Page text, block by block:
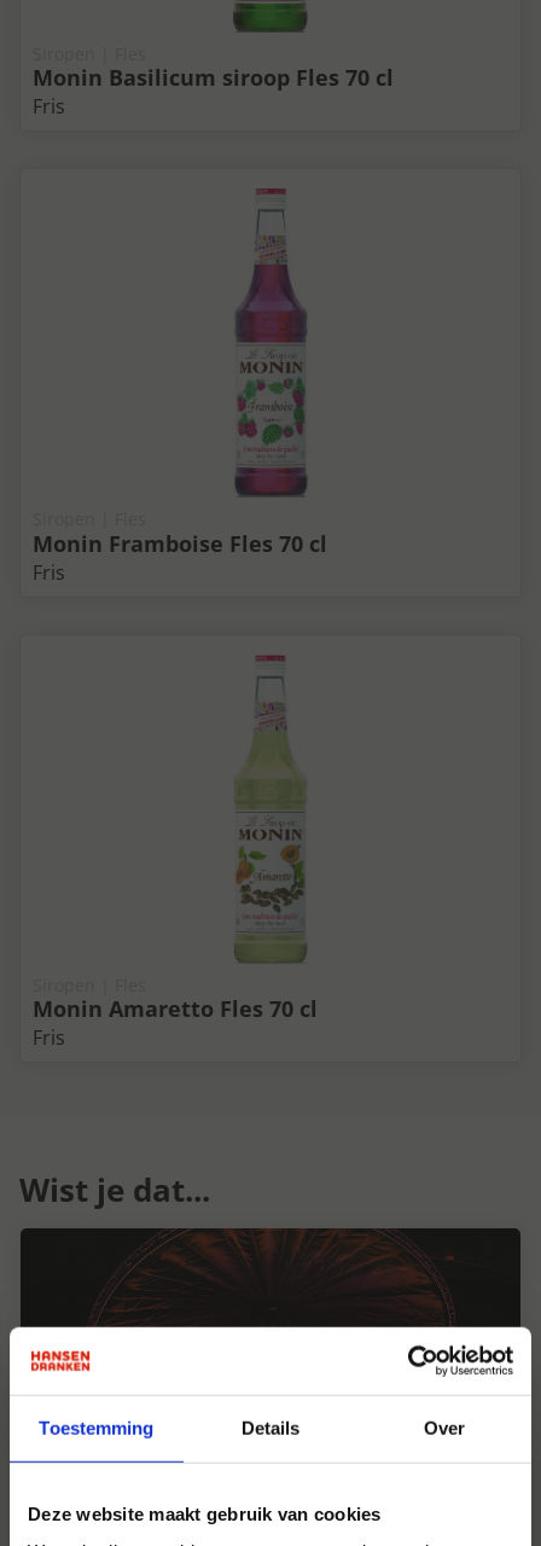
Toestemming Details Over
Deze website maakt gebruik van cookies
Monin Basilicum siroop Fles 70 cl
Fris
Monin Framboise Fles 70 cl
Fris
Monin Amaretto Fles 70 cl
Fris
Wist je dat...